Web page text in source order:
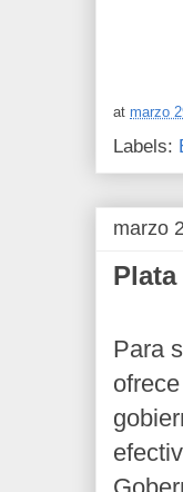
at marzo
Labels:
marzo
Para